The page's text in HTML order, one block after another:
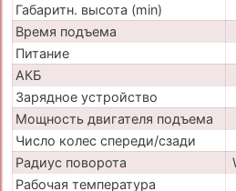
Габаритн. высота (min)
Время подъема
Питание
АКБ
Зарядное устройство
Мощность двигателя подъема
Число колес спереди/сзади
Радиус поворота
Рабочая температура